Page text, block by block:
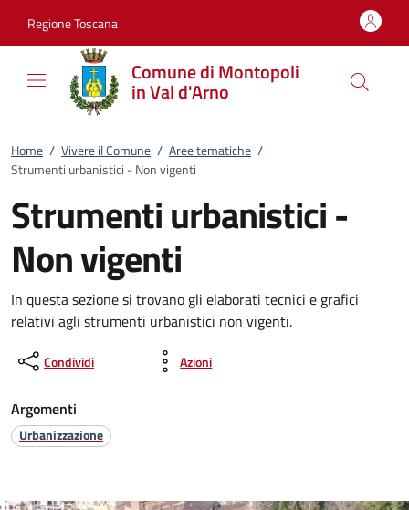
Regione Toscana
Comune di Montopoli
in Val d'Arno
Home / Vivere il Comune / Aree tematiche /
Strumenti urbanistici - Non vigenti
Strumenti urbanistici -
Non vigenti
In questa sezione si trovano gli elaborati tecnici e grafici
relativi agli strumenti urbanistici non vigenti.
Condividi Azioni
Argomenti
Urbanizzazione